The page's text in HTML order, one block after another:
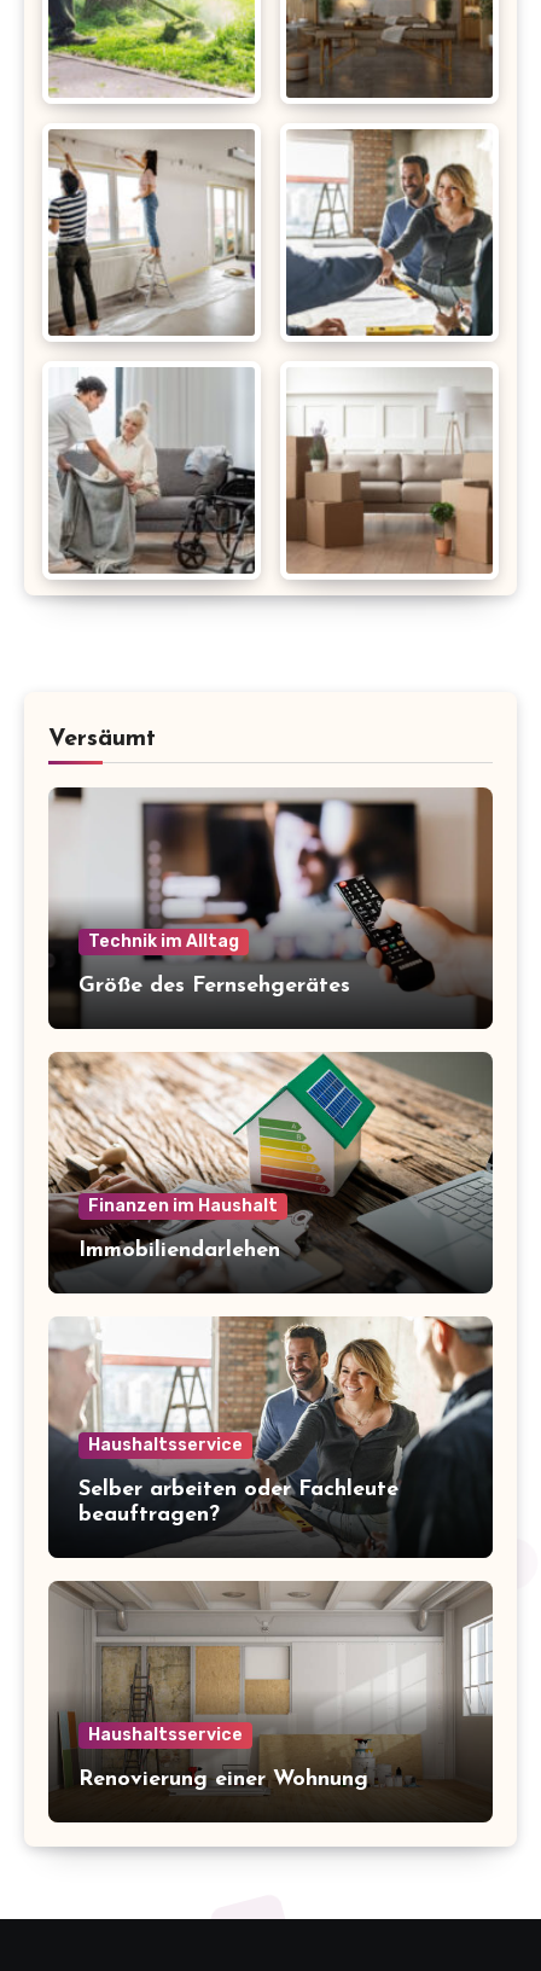
Versäumt
Technik im Alltag
Größe des Fernsehgerätes
Finanzen im Haushalt
Immobiliendarlehen
Haushaltsservice
Selber arbeiten oder Fachleute
beauftragen?
Haushaltsservice
Renovierung einer Wohnung